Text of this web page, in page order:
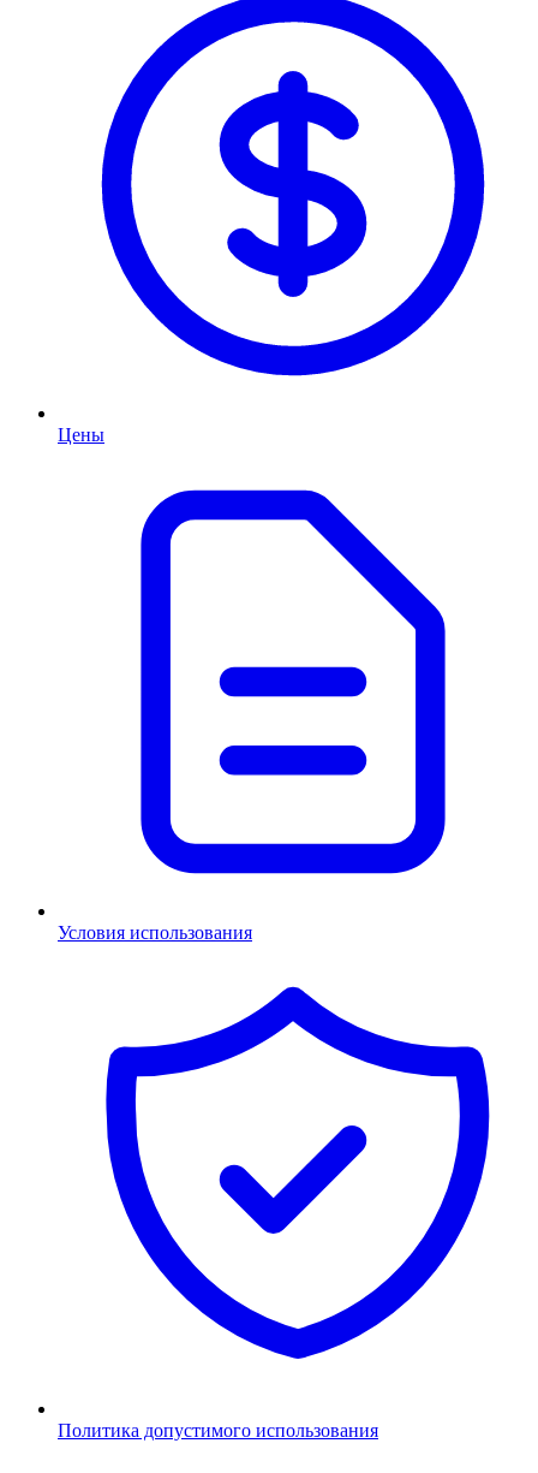
Цены
Условия использования
Политика допустимого использования